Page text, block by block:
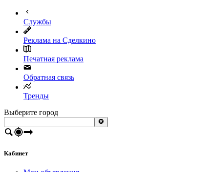
Службы
Реклама на Сделкино
Печатная реклама
Обратная связь
Тренды
Выберите город
Кабинет